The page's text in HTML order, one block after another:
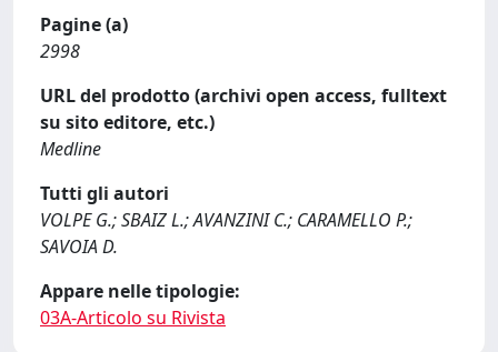
Pagine (a)
2998
URL del prodotto (archivi open access, fulltext
su sito editore, etc.)
Medline
Tutti gli autori
VOLPE G.; SBAIZ L.; AVANZINI C.; CARAMELLO P.;
SAVOIA D.
Appare nelle tipologie:
03A-Articolo su Rivista